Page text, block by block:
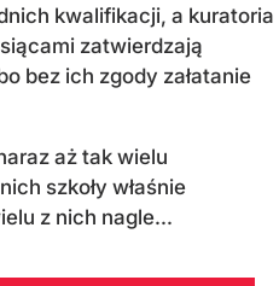
kwalifikacji, a kuratoria
zatwierdzają
bez ich zgody załatanie
aż tak wielu
szkoły właśnie
z nich nagle...